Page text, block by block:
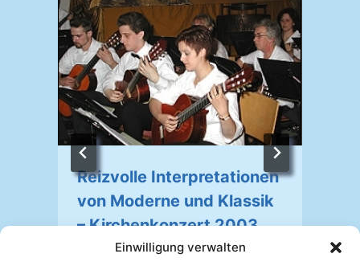
Einwilligung verwalten
Reizvolle Interpretationen
von Moderne und Klassik
– Kirchenkonzert 2003
Johannes Mellein 13.07.2003